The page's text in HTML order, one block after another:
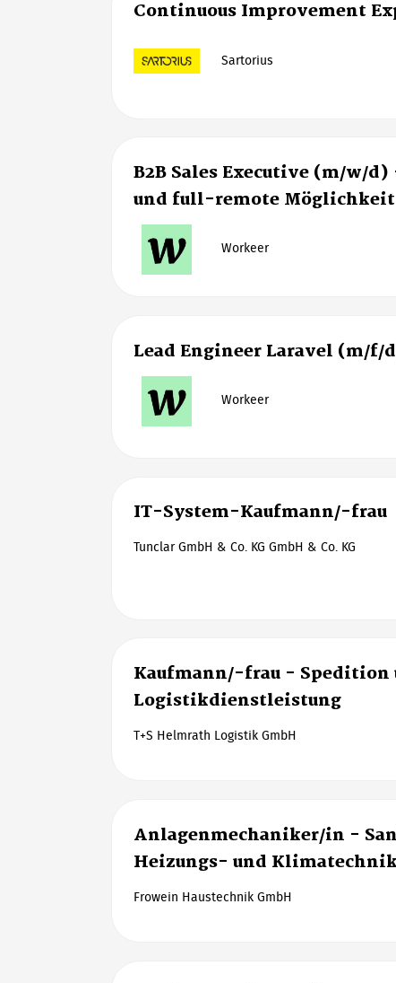
Continuous Improvement
Sartorius
B2B Sales Executive (m/w/
und full-remote Möglichkeit
Workeer
Lead Engineer Laravel (m/f/
Workeer
IT-System-Kaufmann/-frau
Tunclar GmbH & Co. KG GmbH & Co. KG
Kaufmann/-frau - Spedition
Logistikdienstleistung
T+S Helmrath Logistik GmbH
Anlagenmechaniker/in -
Heizungs- und Klimatechnik
Frowein Haustechnik GmbH